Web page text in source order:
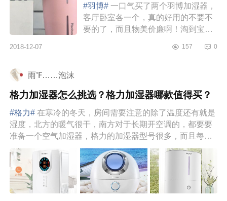
#羽博# 一口气买了两个羽博加湿器，
客厅卧室各一个，真的好用的不要不
要的了，而且物美价廉啊！淘到宝
有三款颜色我选了一个蓝色和一个...
2018-12-07 157 0
雨℉……泡沫
格力加湿器怎么挑选？格力加湿器哪款值得买？
#格力# 在寒冷的冬天，房间需要注意的除了温度还有就是
湿度，北方的暖气很干，南方对于长期开空调的，都要要
准备一个空气加湿器，格力的加湿器型号很多，而且每款
都有不同的功能，...